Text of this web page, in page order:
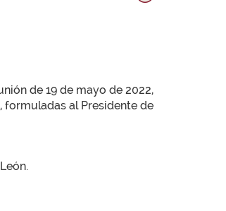
de 19 de mayo de 2022,
formuladas al Presidente de